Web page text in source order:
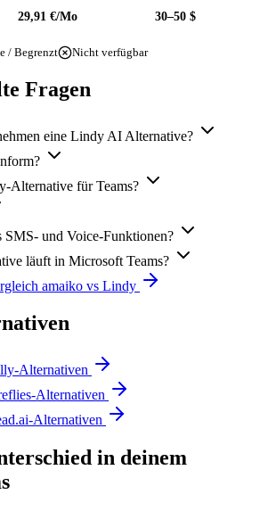
29,91 €/Mo 30–50 $
/ Begrenzt Nicht verfügbar
Fragen
eine Lindy AI Alternative?
Alternative für Teams?
SMS- und Voice-Funktionen?
läuft in Microsoft Teams?
amaiko vs Lindy
Alternativen
Alternativen
Alternativen
in deinem